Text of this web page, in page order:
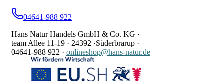
04641-988 922
Hans Natur Handels GmbH & Co. KG ·
team Allee 11-19 · 24392 ·Süderbrarup ·
04641-988 922 · onlineshop@hans-natur.de